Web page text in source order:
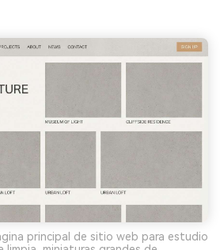
principal de sitio web para estudio